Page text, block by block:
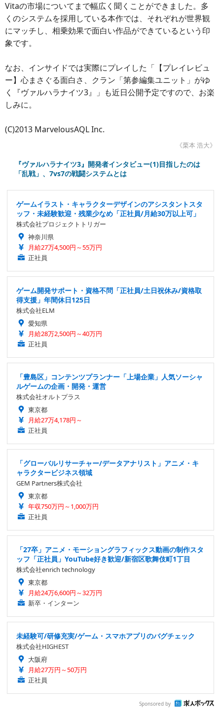
Vitaの市場についてまで幅広く聞くことができました。多
くのシステムを採用している本作では、それぞれが世界観
にマッチし、相乗効果で面白い作品ができているという印
象です。
なお、インサイドでは実際にプレイした「【プレイレビュ
ー】心まさぐる面白さ、クラン「第参編集ユニット」がゆ
く『ヴァルハラナイツ3』」も近日公開予定ですので、お楽
しみに。
(C)2013 MarvelousAQL Inc.
《栗本 浩大》
『ヴァルハラナイツ3』開発者インタビュー(1)目指したのは
「乱戦」、7vs7の戦闘システムとは
ゲームイラスト・キャラクターデザインのアシスタントスタ
ッフ・未経験歓迎・残業少なめ「正社員/月給30万以上可」
株式会社プロジェクトトリガー
神奈川県
月給27万4,500円～55万円
正社員
ゲーム開発サポート・資格不問「正社員/土日祝休み/資格取
得支援」年間休日125日
株式会社ELM
愛知県
月給28万2,500円～40万円
正社員
「豊島区」コンテンツプランナー「上場企業」人気ソーシャ
ルゲームの企画・開発・運営
株式会社オルトプラス
東京都
月給27万4,178円～
正社員
「グローバルリサーチャー/データアナリスト」アニメ・キ
ャラクタービジネス領域
GEM Partners株式会社
東京都
年収750万円～1,000万円
正社員
「27卒」アニメ・モーショングラフィックス動画の制作スタ
ッフ「正社員」YouTube好き歓迎/新宿区歌舞伎町1丁目
株式会社enrich technology
東京都
月給24万6,600円～32万円
新卒・インターン
未経験可/研修充実/ゲーム・スマホアプリのバグチェック
株式会社HIGHEST
大阪府
月給27万円～50万円
正社員
Sponsored by